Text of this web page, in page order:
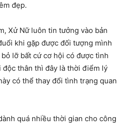
đẹp.
Xử Nữ luôn tin tưởng vào bản
khi gặp được đối tượng mình
lỡ bất cứ cơ hội có được tình
độc thân thì đây là thời điểm lý
có thể thay đổi tình trạng quan
quá nhiều thời gian cho công